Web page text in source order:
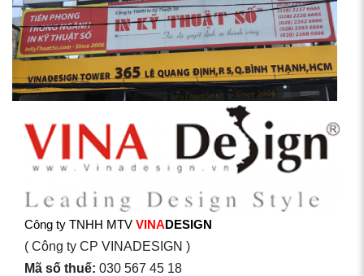
Công ty TNHH MTV VINADESIGN
( Công ty CP VINADESIGN )
Mã số thuế: 030 567 45 18